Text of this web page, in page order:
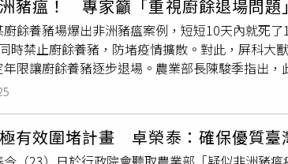
，目前新增2處高風險場域，其中1處為案例場
區，已列入嚴密監控名單。杜文珍強調，目標是
標。另外，農業部長陳駿季昨天（1日）宣布啟
化養豬場生物安全。若至11月6日無新增案例，
套與防疫前提完善後再行開放。
開的第二輪疫調，將更精準完成相關查訪，例如加
等，而廚餘養豬方面，則會持續鼓勵豬場轉型
製場處理，豬農不可存放於冷凍櫃中，否則形
豬隻，至自家另一場」情形，此舉也絕對不允
目前尚無法確定來源為大陸或越南等，若有相
目前法規已明確禁止任何形式的進口，除持續加
豬瘟！ 專家籲「重視廚餘退場問題
餘養豬場爆出非洲豬瘟案例，短短10天內就死
時禁止廚餘養豬，防堵疫情擴散。對此，屏科大
限讓廚餘養豬逐步退場。農業部長陳駿季指出
餵豬就是罪魁禍首，因此並未考量全面禁止廚
隊來研究日本的廚餘轉換成飼料模式。根據《自
是透過養豬場去化，廚餘處理雖是環境部的責任
須正視廚餘退場問題，因為當病毒入侵後，僅僅
有效圍堵計畫 卓榮泰：確保優質臺